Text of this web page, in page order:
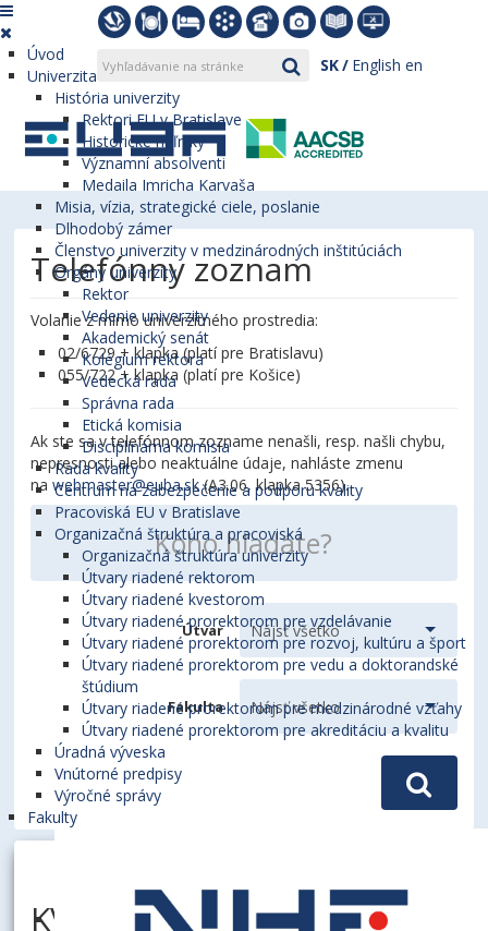
SK English en
Úvod
Univerzita
História univerzity
Rektori EU v Bratislave
Historické míľniky
Významní absolventi
Medaila Imricha Karvaša
Misia, vízia, strategické ciele, poslanie
Dlhodobý zámer
Členstvo univerzity v medzinárodných inštitúciách
Orgány univerzity
Rektor
Vedenie univerzity
Akademický senát
Kolégium rektora
Vedecká rada
Správna rada
Etická komisia
Disciplinárna komisia
Rada kvality
Centrum na zabezpečenie a podporu kvality
Pracoviská EU v Bratislave
Organizačná štruktúra a pracoviská
Organizačná štruktúra univerzity
Útvary riadené rektorom
Útvary riadené kvestorom
Útvary riadené prorektorom pre vzdelávanie
Útvary riadené prorektorom pre rozvoj, kultúru a šport
Útvary riadené prorektorom pre vedu a doktorandské
štúdium
Útvary riadené prorektorom pre medzinárodné vzťahy
Útvary riadené prorektorom pre akreditáciu a kvalitu
Úradná výveska
Vnútorné predpisy
Výročné správy
Fakulty
Telefónny zoznam
Volanie z mimo univerzitného prostredia:
02/6729 + klapka (platí pre Bratislavu)
055/722 + klapka (platí pre Košice)
Ak ste sa v telefónnom zozname nenašli, resp. našli chybu,
nepresnosti alebo neaktuálne údaje, nahláste zmenu
nawebmaster@euba.sk(A3.06, klapka 5356).
Útvar
Fakulta
KVAPIL, Roman, PhDr., PhD.